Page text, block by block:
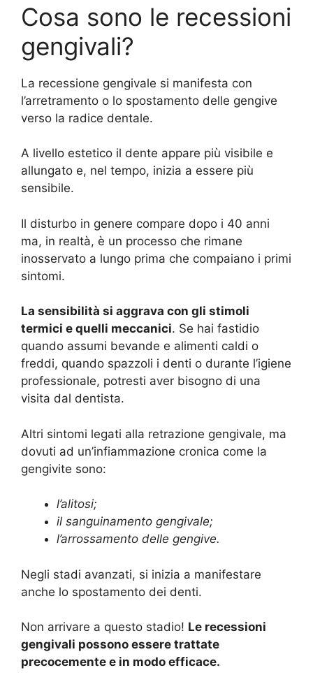
Cosa sono le recessioni
gengivali?
La recessione gengivale si manifesta con
l’arretramento o lo spostamento delle gengive
verso la radice dentale.
A livello estetico il dente appare più visibile e
allungato e, nel tempo, inizia a essere più
sensibile.
Il disturbo in genere compare dopo i 40 anni
ma, in realtà, è un processo che rimane
inosservato a lungo prima che compaiano i primi
sintomi.
La sensibilità si aggrava con gli stimoli
termici e quelli meccanici. Se hai fastidio
quando assumi bevande e alimenti caldi o
freddi, quando spazzoli i denti o durante l’igiene
professionale, potresti aver bisogno di una
visita dal dentista.
Altri sintomi legati alla retrazione gengivale, ma
dovuti ad un’infiammazione cronica come la
gengivite sono:
l’alitosi;
il sanguinamento gengivale;
l’arrossamento delle gengive.
Negli stadi avanzati, si inizia a manifestare
anche lo spostamento dei denti.
Non arrivare a questo stadio! Le recessioni
gengivali possono essere trattate
precocemente e in modo efficace.